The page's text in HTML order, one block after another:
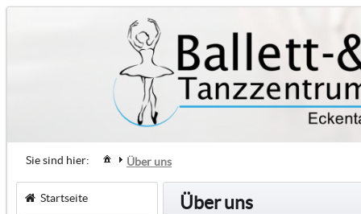
Sie sind hier: Über uns
Startseite Über uns